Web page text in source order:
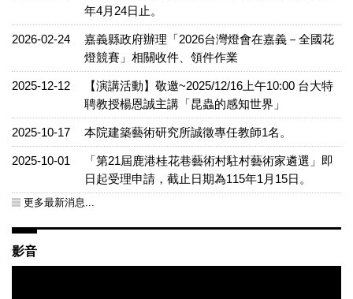
年4月24日止。
2026-02-24
嘉義縣政府辦理「2026台灣燈會在嘉義－全國花
燈競賽」相關收件、領件作業
2025-12-12
【演講活動】敬邀~2025/12/16上午10:00 台大特
聘教授楊恩誠主講「昆蟲的感知世界」
2025-10-17 本院建築藝術研究所誠徵專任教師1名。
2025-10-01
「第21屆鹿港桂花巷藝術村駐村藝術家遴選」即
日起受理申請，截止日期為115年1月15日。
更多最新消息...
影音